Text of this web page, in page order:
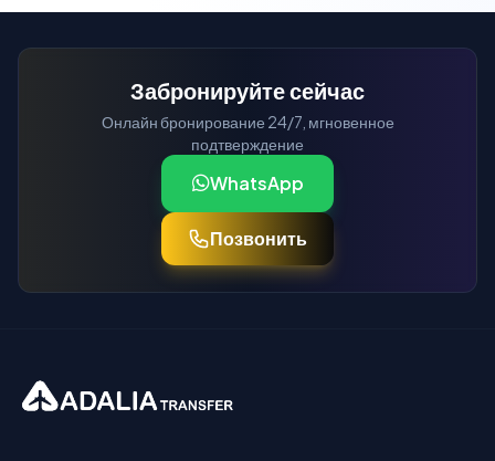
Забронируйте сейчас
Онлайн бронирование 24/7, мгновенное
подтверждение
WhatsApp
Позвонить